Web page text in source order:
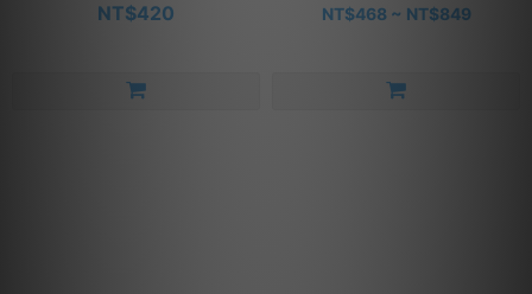
NT$420 NT$468 ~ NT$849